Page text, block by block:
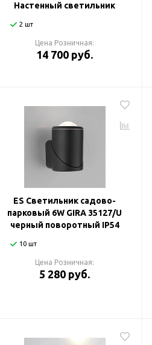
Настенный светильник
2 шт
Цена Розничная:
14 700 руб.
ES Светильник садово-
парковый 6W GIRA 35127/U
черный поворотный IP54
10 шт
Цена Розничная:
5 280 руб.